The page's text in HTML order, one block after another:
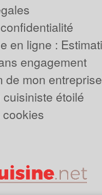
en ligne :
engagement
de mon entreprise
étoilé